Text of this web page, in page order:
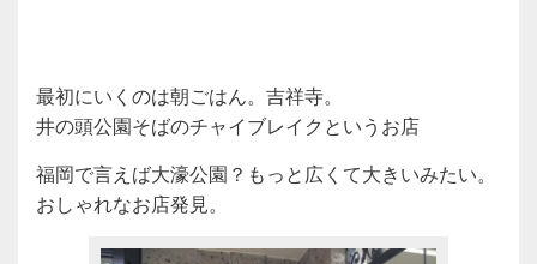
最初にいくのは朝ごはん。吉祥寺。
井の頭公園そばのチャイブレイクというお店
福岡で言えば大濠公園？もっと広くて大きいみたい。
おしゃれなお店発見。